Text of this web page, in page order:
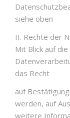
siehe oben
II. Rechte der
Mit Blick auf
das Recht
auf
werden, auf
weitere